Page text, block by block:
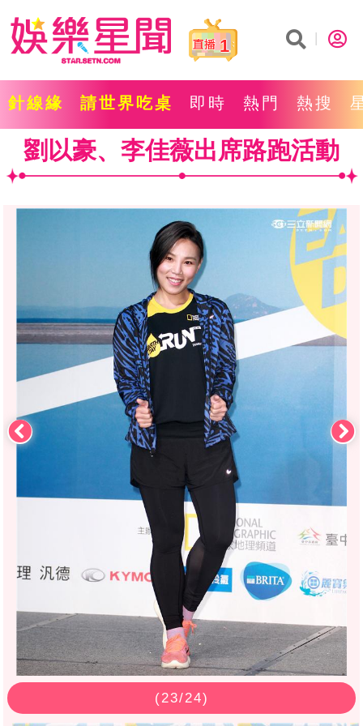
1
針線緣 請世界吃桌 即時 熱門 熱搜
劉以豪、李佳薇出席路跑活動
(23/24)